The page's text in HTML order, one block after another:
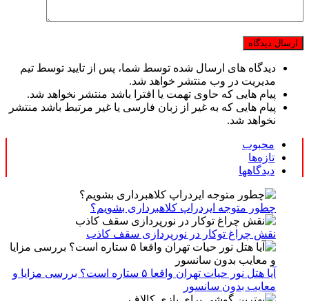
دیدگاه های ارسال شده توسط شما، پس از تایید توسط تیم
مدیریت در وب منتشر خواهد شد.
پیام هایی که حاوی تهمت یا افترا باشد منتشر نخواهد شد.
پیام هایی که به غیر از زبان فارسی یا غیر مرتبط باشد منتشر
نخواهد شد.
محبوب
تازه‌ها
دیدگاهها
چطور متوجه ایردراپ کلاهبرداری بشویم؟
نقش چراغ توکار در نورپردازی سقف کاذب
آیا هتل نور حیات تهران واقعا ۵ ستاره است؟ بررسی مزایا و
معایب بدون سانسور